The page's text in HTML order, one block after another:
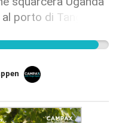
porto di Tanga. Il
milioni di
[2] Questo progetto
per il clima, ma
mostro di metallo